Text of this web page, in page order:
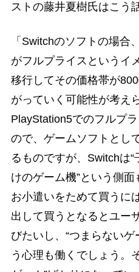
ストの藤井夏樹氏はこう
「Switchのソフトの場合
がフルプライスというイ
移行してその価格帯が
がっていく可能性が考え
PlayStation5でのフルプ
ので、ゲームソフトとし
るものですが、Switchは
けのゲーム機”という側
お小遣いをためて買うに
出して買うとなるとユー
びたいし、“つまらない
う心理も働くでしょう。